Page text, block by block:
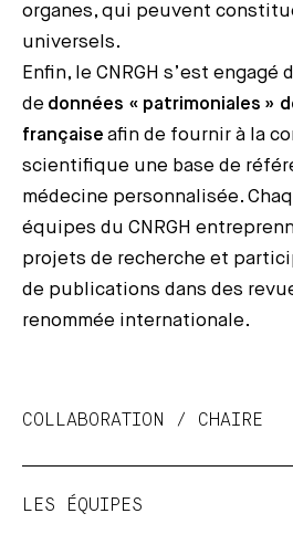
organes, qui peuvent
universels.
Enfin, le CNRGH s’est
de données « patrimoniales »
française afin de fournir à la
scientifique une base de
médecine personnalisée.
équipes du CNRGH
projets de recherche et
de publications dans des
renommée internationale.
COLLABORATION / CHAIRE
LES ÉQUIPES